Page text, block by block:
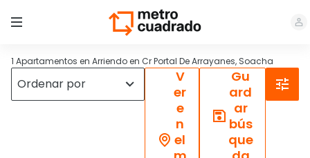
1 Apartamentos en Arriendo en Cr Portal De Arrayanes, Soacha
V
er
e
n
el
Gu
ard
ar
bús
que